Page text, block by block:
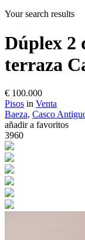
Your search results
Dúplex 2
terraza
€ 100.000
Pisos in Venta
Baeza, Casco
añadir a favoritos
3960